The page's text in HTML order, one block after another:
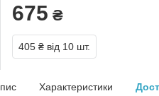
675 ₴
405 ₴ від 10 шт.
Характеристики